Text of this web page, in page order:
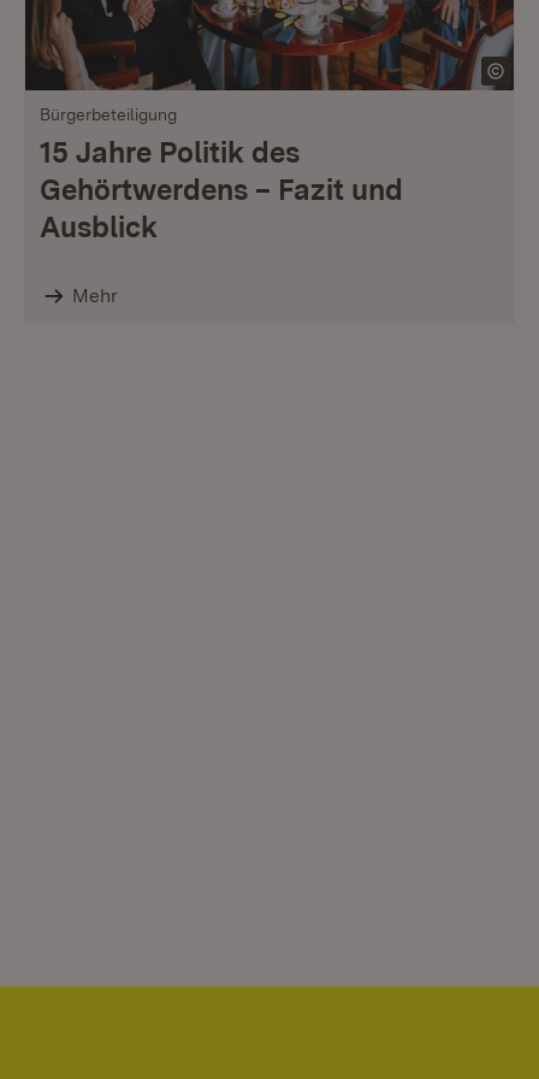
Bürgerbeteiligung
15 Jahre Politik des
Gehörtwerdens – Fazit und
Ausblick
Mehr